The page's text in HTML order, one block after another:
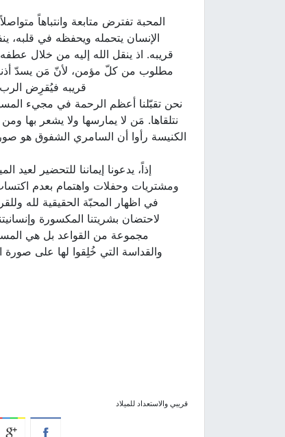
المحبة تفترض متابعة وانتباهاً
الإنسان يتحمله ويحفظه في قلبه،
قريبه. اذ ينقل الله إليه من خلال
قريبه فيُقرِض الرب (امثال17:19) ويكنز في السماء كنوزاً من الرحمة
نحن تقبّلنا أعظم الرحمة في مجيء
الكنيسة رأوا أن السامري الشفوق هو
إذاً، يدعونا إيماننا للتحضير
ومشتريات وحفلات واهتمام بعدم
في اظهار المحبّة الحقيقية لله
لاحتضان بشريتنا المكسورة
مجموعة من القواعد بل هي
والقداسة التي خُلِقوا لها على
قريبي والاستعداد للميلاد